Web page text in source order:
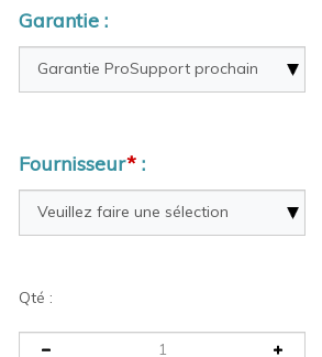
Garantie :
Fournisseur* :
Qté :